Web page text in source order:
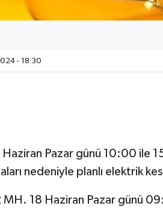
- 18:30
Pazar günü 10:00 ile
nedeniyle planlı elektrik
MH. 18 Haziran Pazar günü